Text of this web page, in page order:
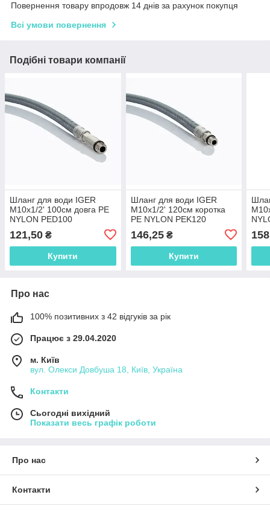
Повернення товару впродовж 14 днів за рахунок покупця
Всі умови повернення
Подібні товари компанії
Шланг для води IGER
M10x1/2' 100см довга PE
NYLON PED100
121,50 ₴
Купити
Шланг для води IGER
M10x1/2' 120см коротка
PE NYLON PEK120
146,25₴
Купити
Про нас
100% позитивних з 42 відгуків за рік
Працює з 29.04.2020
м. Київ
вул. Олекси Довбуша 18, Київ, Україна
Контакти
Сьогодні вихідний
Показати весь графік роботи
Про нас
Контакти